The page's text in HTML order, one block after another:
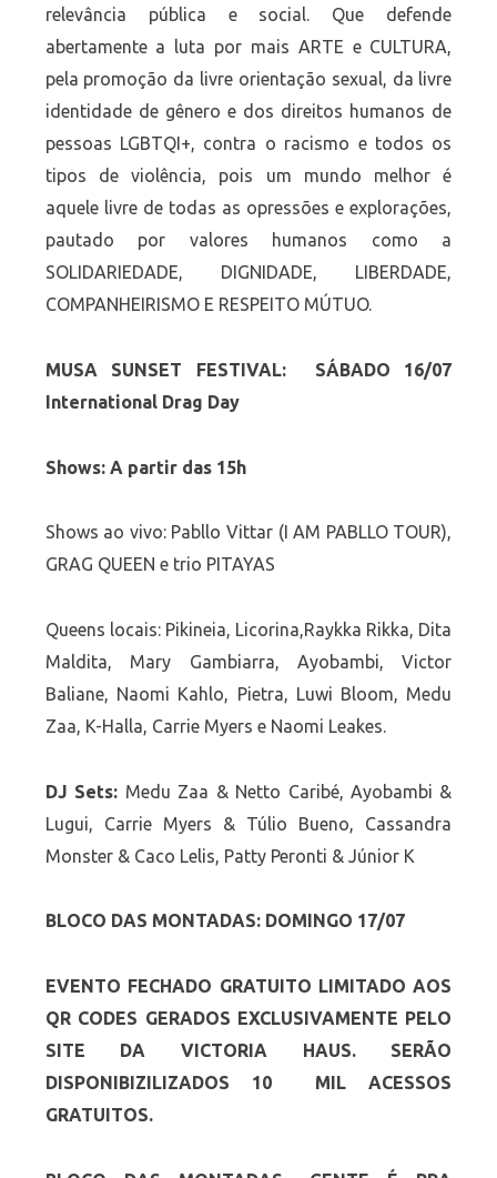
relevância pública e social. Que defende
abertamente a luta por mais ARTE e CULTURA,
pela promoção da livre orientação sexual, da livre
identidade de gênero e dos direitos humanos de
pessoas LGBTQI+, contra o racismo e todos os
tipos de violência, pois um mundo melhor é
aquele livre de todas as opressões e explorações,
pautado por valores humanos como a
SOLIDARIEDADE, DIGNIDADE, LIBERDADE,
COMPANHEIRISMO E RESPEITO MÚTUO.
MUSA SUNSET FESTIVAL: SÁBADO 16/07
International Drag Day
Shows: A partir das 15h
Shows ao vivo: Pabllo Vittar (I AM PABLLO TOUR),
GRAG QUEEN e trio PITAYAS
Queens locais: Pikineia, Licorina,Raykka Rikka, Dita
Maldita, Mary Gambiarra, Ayobambi, Victor
Baliane, Naomi Kahlo, Pietra, Luwi Bloom, Medu
Zaa, K-Halla, Carrie Myers e Naomi Leakes.
DJ Sets: Medu Zaa & Netto Caribé, Ayobambi &
Lugui, Carrie Myers & Túlio Bueno, Cassandra
Monster & Caco Lelis, Patty Peronti & Júnior K
BLOCO DAS MONTADAS: DOMINGO 17/07
EVENTO FECHADO GRATUITO LIMITADO AOS
QR CODES GERADOS EXCLUSIVAMENTE PELO
SITE DA VICTORIA HAUS. SERÃO
DISPONIBIZILIZADOS 10 MIL ACESSOS
GRATUITOS.